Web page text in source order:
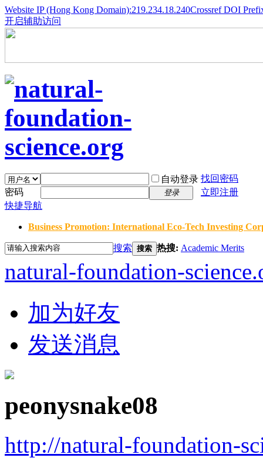
Website IP (Hong Kong Domain):219.234.18.240Crossref DOI
开启辅助访问
自动登录 找回密码
密码
登录
立即注册
快捷导航
Business Promotion: International Eco-Tech Investing
搜索 搜索 热搜: Academic Merits
natural-foundation-
加为好友
发送消息
peonysnake08
http://natural-foundation-